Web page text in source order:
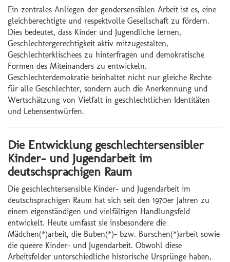
Ein zentrales Anliegen der gendersensiblen Arbeit ist es, eine
gleichberechtigte und respektvolle Gesellschaft zu fördern.
Dies bedeutet, dass Kinder und Jugendliche lernen,
Geschlechtergerechtigkeit aktiv mitzugestalten,
Geschlechterklischees zu hinterfragen und demokratische
Formen des Miteinanders zu entwickeln.
Geschlechterdemokratie beinhaltet nicht nur gleiche Rechte
für alle Geschlechter, sondern auch die Anerkennung und
Wertschätzung von Vielfalt in geschlechtlichen Identitäten
und Lebensentwürfen.
Die Entwicklung geschlechtersensibler
Kinder- und Jugendarbeit im
deutschsprachigen Raum
Die geschlechtersensible Kinder- und Jugendarbeit im
deutschsprachigen Raum hat sich seit den 1970er Jahren zu
einem eigenständigen und vielfältigen Handlungsfeld
entwickelt. Heute umfasst sie insbesondere die
Mädchen(*)arbeit, die Buben(*)- bzw. Burschen(*)arbeit sowie
die queere Kinder- und Jugendarbeit. Obwohl diese
Arbeitsfelder unterschiedliche historische Ursprünge haben,